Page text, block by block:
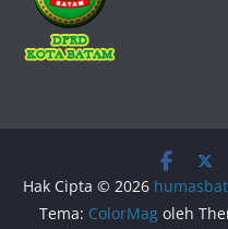
Hak Cipta © 2026
Tema: ColorMag oleh